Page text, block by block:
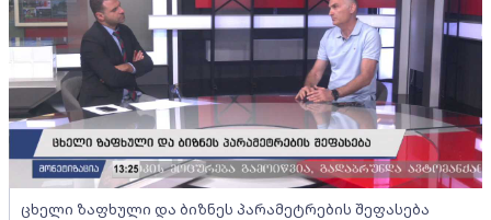
ცხელი ზაფხული და ბიზნეს პარამეტრების შეფასება